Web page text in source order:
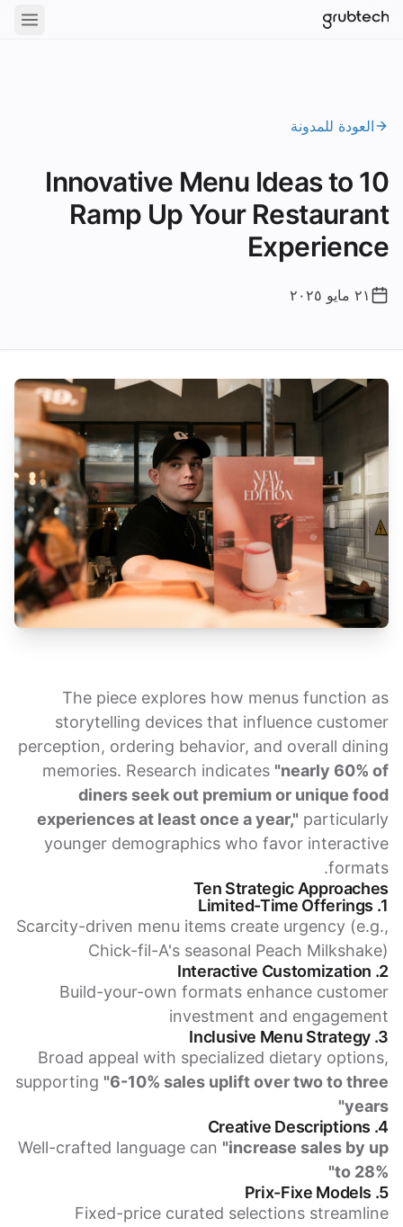
العودة للمدونة
10 Innovative Menu Ideas to
Ramp Up Your Restaurant
Experience
٢١ مايو ٢٠٢٥
The piece explores how menus function as
storytelling devices that influence customer
perception, ordering behavior, and overall dining
memories. Research indicates "nearly 60% of
diners seek out premium or unique food
experiences at least once a year," particularly
younger demographics who favor interactive
formats.
Ten Strategic Approaches
1. Limited-Time Offerings
Scarcity-driven menu items create urgency (e.g.,
Chick-fil-A's seasonal Peach Milkshake)
2. Interactive Customization
Build-your-own formats enhance customer
investment and engagement
3. Inclusive Menu Strategy
Broad appeal with specialized dietary options,
supporting "6-10% sales uplift over two to three
years"
4. Creative Descriptions
Well-crafted language can "increase sales by up
to 28%"
5. Prix-Fixe Models
Fixed-price curated selections streamline